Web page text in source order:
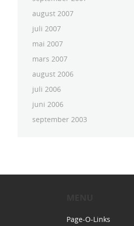
august 2007
juli 2007
mai 2007
mars 2007
august 2006
juli 2006
juni 2006
september 2003
Page-O-Links